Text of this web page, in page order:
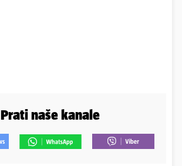
Prati naše kanale